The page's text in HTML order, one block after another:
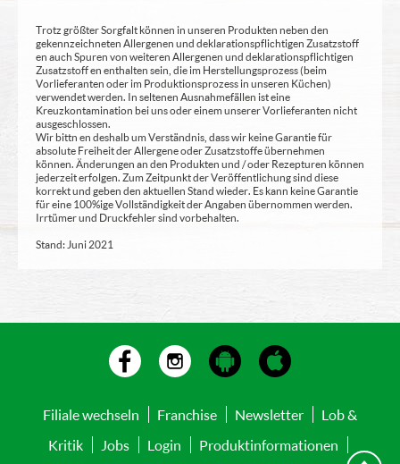
Trotz größter Sorgfalt können in unseren Produkten neben den
gekennzeichneten Allergenen und deklarationspflichtigen Zusatzstoff
en auch Spuren von weiteren Allergenen und deklarationspflichtigen
Zusatzstoff en enthalten sein, die im Herstellungsprozess (beim
Vorlieferanten oder im Produktionsprozess in unseren Küchen)
verwendet werden. In seltenen Ausnahmefällen ist eine
Kreuzkontamination bei uns oder einem unserer Vorlieferanten nicht
ausgeschlossen.
Wir bittn en deshalb um Verständnis, dass wir keine Garantie für
absolute Freiheit der Allergene oder Zusatzstoffe übernehmen
können. Änderungen an den Produkten und / oder Rezepturen können
jederzeit erfolgen. Zum Zeitpunkt der Veröffentlichung sind diese
korrekt und geben den aktuellen Stand wieder. Es kann keine Garantie
für eine 100%ige Vollständigkeit der Angaben übernommen werden.
Irrtümer und Druckfehler sind vorbehalten.
Stand: Juni 2021
Filiale wechseln Franchise Newsletter
Lob &
Kritik
Jobs Login Produktinformationen